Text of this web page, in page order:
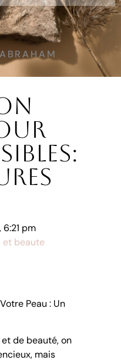
,6:21 pm
et beaute
Peau : Un
de beauté, on
mais